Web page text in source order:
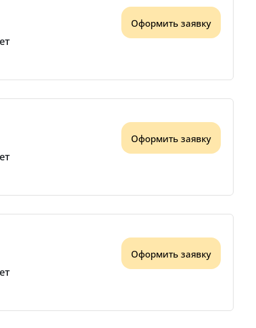
Оформить заявку
Оформить заявку
Оформить заявку